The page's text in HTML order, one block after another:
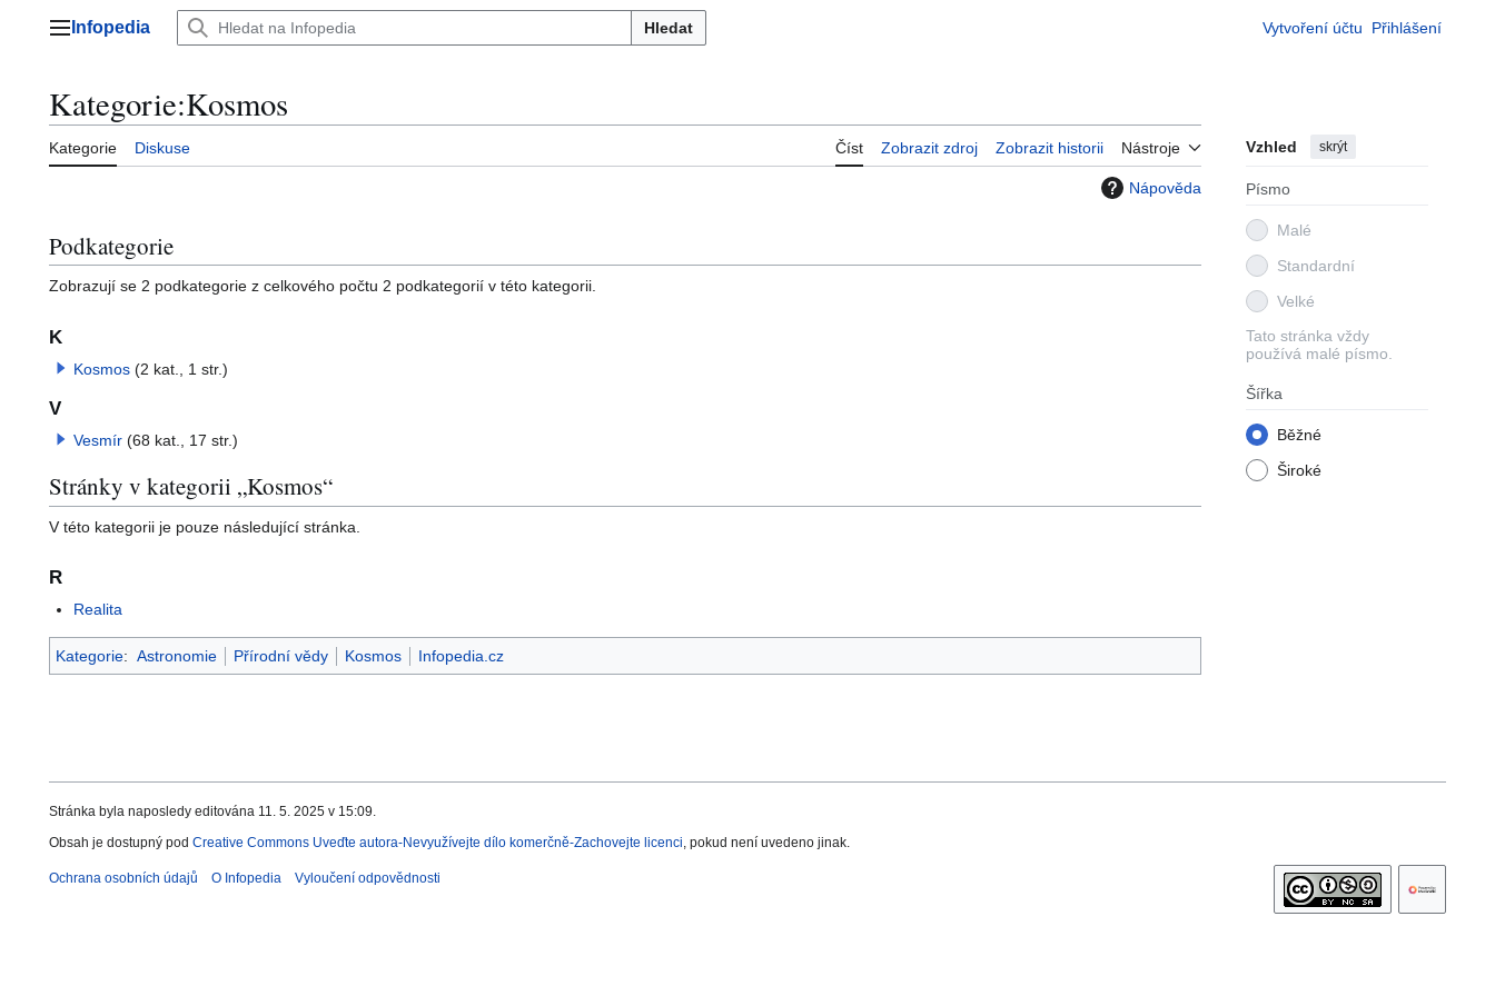
Hlavní menu
Infopedia Hledat Vytvoření účtu Přihlášení
Kategorie:Kosmos
Kategorie Diskuse Číst Zobrazit zdroj Zobrazit historii Nástroje Vzhled skrýt
Písmo
Malé
Standardní
Velké
Tato stránka vždy
používá malé písmo.
Šířka
Běžné
Široké
Nápověda
Podkategorie
Zobrazují se 2 podkategorie z celkového počtu 2 podkategorií v této kategorii.
K
Kosmos (2 kat., 1 str.)
V
Vesmír (68 kat., 17 str.)
Stránky v kategorii „Kosmos“
V této kategorii je pouze následující stránka.
R
Realita
Kategorie: Astronomie Přírodní vědy Kosmos Infopedia.cz
Stránka byla naposledy editována 11. 5. 2025 v 15:09.
Obsah je dostupný pod Creative Commons Uveďte autora-Nevyužívejte dílo komerčně-Zachovejte licenci, pokud není uvedeno jinak.
Ochrana osobních údajů O Infopedia Vyloučení odpovědnosti